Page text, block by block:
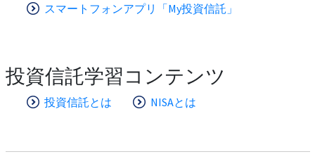
スマートフォンアプリ「My投資信託」
投資信託学習コンテンツ
投資信託とは NISAとは